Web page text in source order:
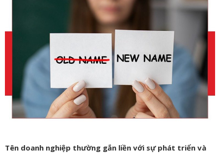
Tên doanh nghiệp thường gắn liền với sự phát triển và